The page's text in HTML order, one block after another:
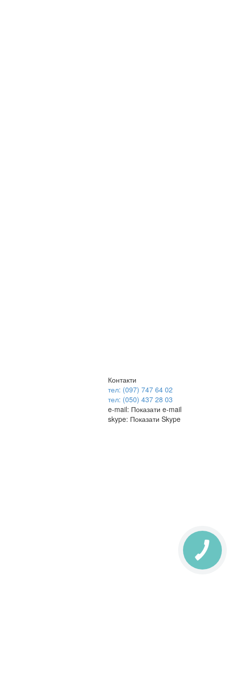
Контакти
тел: (097) 747 64 02
тел: (050) 437 28 03
e-mail: Показати e-mail
skype: Показати Skype